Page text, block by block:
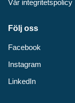
Vår integritetspolicy
Följ oss
Facebook
Instagram
LinkedIn